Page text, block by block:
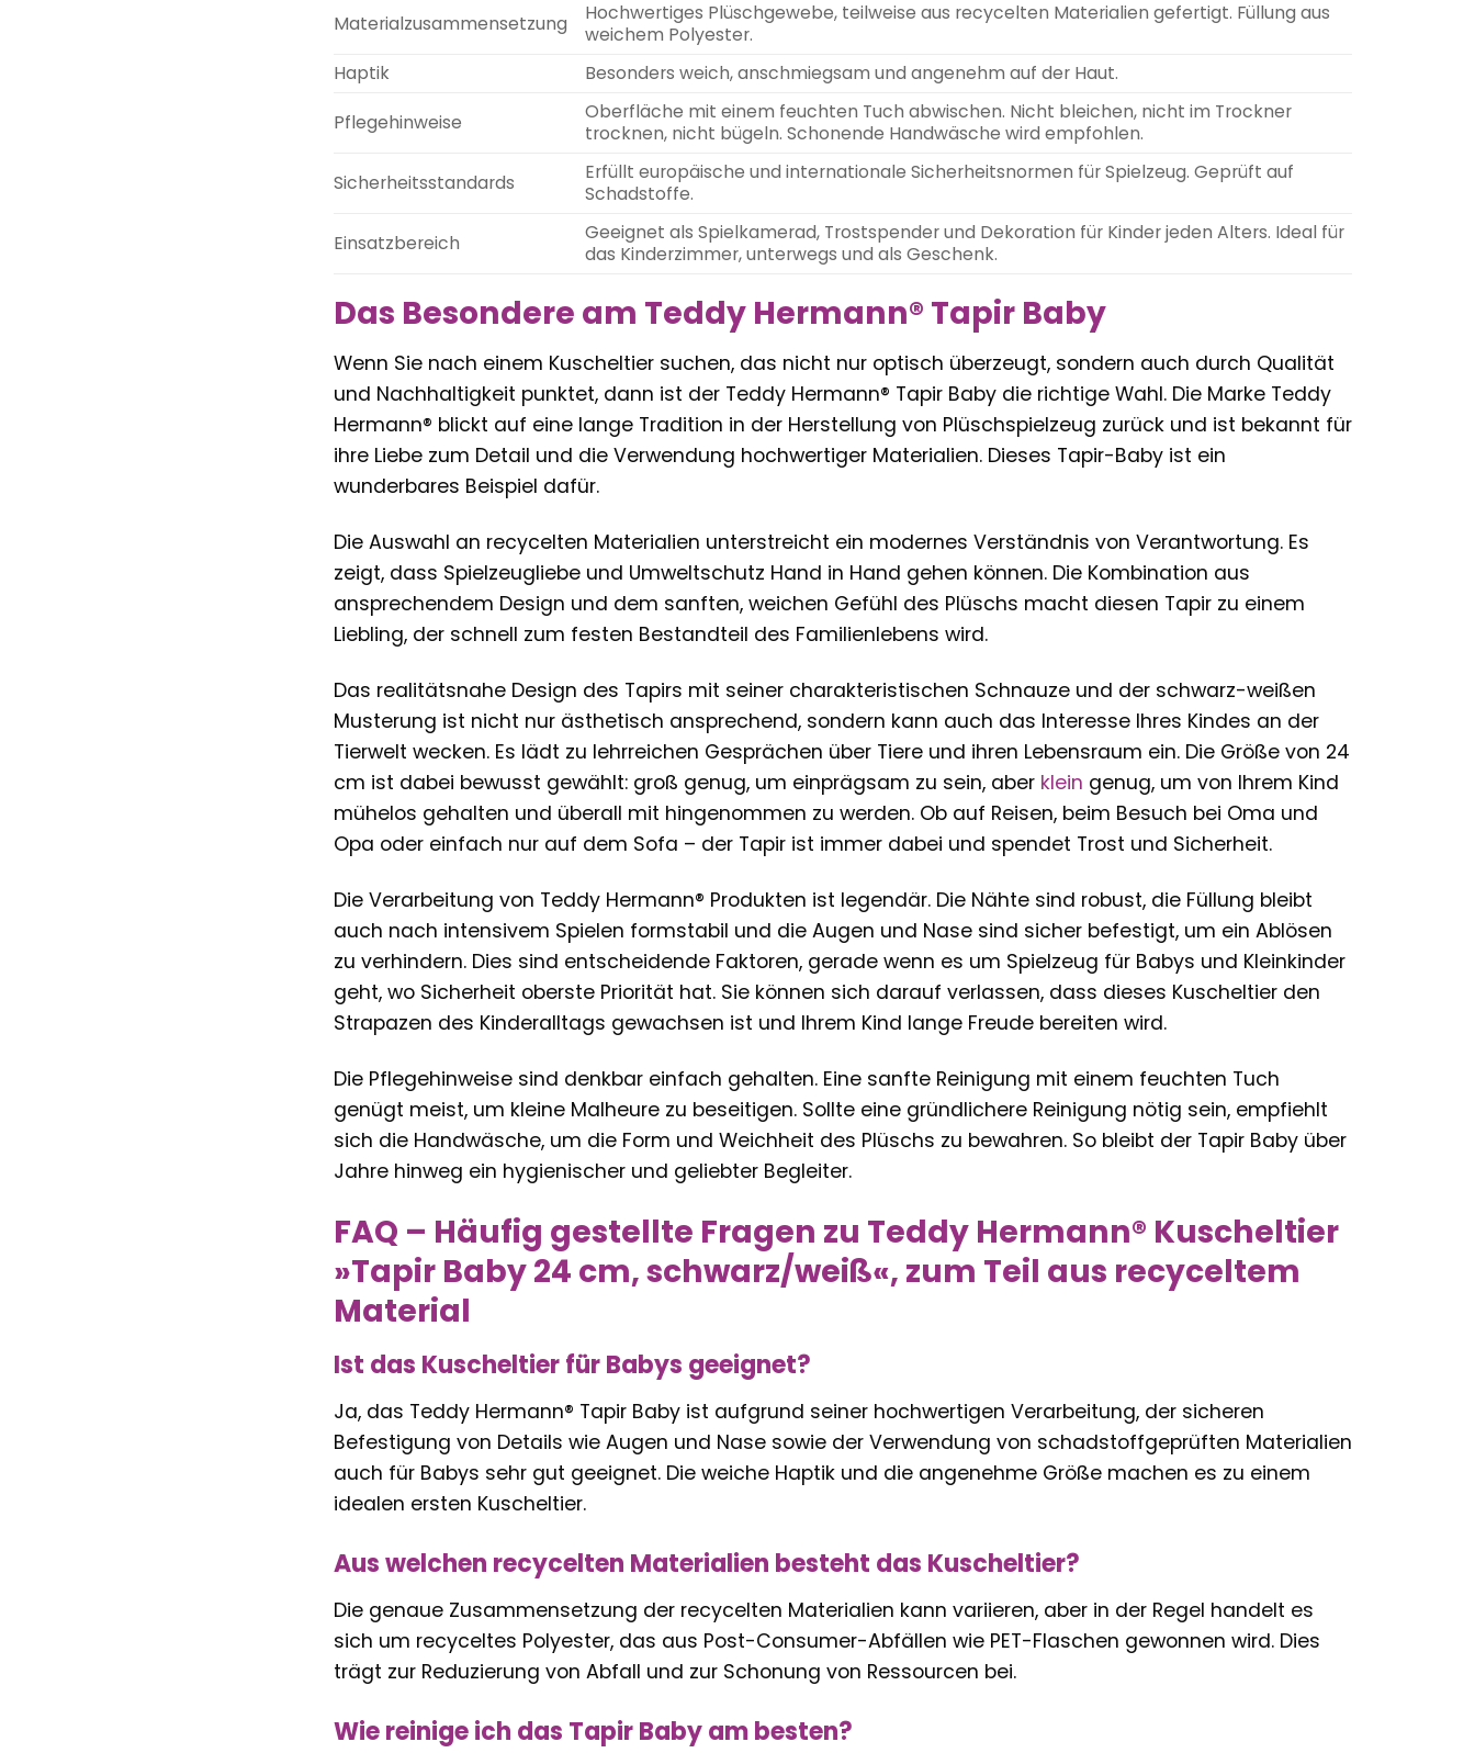
Materialzusammensetzung
Hochwertiges Plüschgewebe, teilweise aus recycelten Materialien gefertigt. Füllung aus
weichem Polyester.
Haptik
Besonders weich, anschmiegsam und angenehm auf der Haut.
Pflegehinweise
Oberfläche mit einem feuchten Tuch abwischen. Nicht bleichen, nicht im Trockner
trocknen, nicht bügeln. Schonende Handwäsche wird empfohlen.
Sicherheitsstandards
Erfüllt europäische und internationale Sicherheitsnormen für Spielzeug. Geprüft auf
Schadstoffe.
Einsatzbereich
Geeignet als Spielkamerad, Trostspender und Dekoration für Kinder jeden Alters. Ideal für
das Kinderzimmer, unterwegs und als Geschenk.
Das Besondere am Teddy Hermann® Tapir Baby
Wenn Sie nach einem Kuscheltier suchen, das nicht nur optisch überzeugt, sondern auch durch Qualität
und Nachhaltigkeit punktet, dann ist der Teddy Hermann® Tapir Baby die richtige Wahl. Die Marke Teddy
Hermann® blickt auf eine lange Tradition in der Herstellung von Plüschspielzeug zurück und ist bekannt für
ihre Liebe zum Detail und die Verwendung hochwertiger Materialien. Dieses Tapir-Baby ist ein
wunderbares Beispiel dafür.
Die Auswahl an recycelten Materialien unterstreicht ein modernes Verständnis von Verantwortung. Es
zeigt, dass Spielzeugliebe und Umweltschutz Hand in Hand gehen können. Die Kombination aus
ansprechendem Design und dem sanften, weichen Gefühl des Plüschs macht diesen Tapir zu einem
Liebling, der schnell zum festen Bestandteil des Familienlebens wird.
Das realitätsnahe Design des Tapirs mit seiner charakteristischen Schnauze und der schwarz-weißen
Musterung ist nicht nur ästhetisch ansprechend, sondern kann auch das Interesse Ihres Kindes an der
Tierwelt wecken. Es lädt zu lehrreichen Gesprächen über Tiere und ihren Lebensraum ein. Die Größe von 24
cm ist dabei bewusst gewählt: groß genug, um einprägsam zu sein, aber klein genug, um von Ihrem Kind
mühelos gehalten und überall mit hingenommen zu werden. Ob auf Reisen, beim Besuch bei Oma und
Opa oder einfach nur auf dem Sofa – der Tapir ist immer dabei und spendet Trost und Sicherheit.
Die Verarbeitung von Teddy Hermann® Produkten ist legendär. Die Nähte sind robust, die Füllung bleibt
auch nach intensivem Spielen formstabil und die Augen und Nase sind sicher befestigt, um ein Ablösen
zu verhindern. Dies sind entscheidende Faktoren, gerade wenn es um Spielzeug für Babys und Kleinkinder
geht, wo Sicherheit oberste Priorität hat. Sie können sich darauf verlassen, dass dieses Kuscheltier den
Strapazen des Kinderalltags gewachsen ist und Ihrem Kind lange Freude bereiten wird.
Die Pflegehinweise sind denkbar einfach gehalten. Eine sanfte Reinigung mit einem feuchten Tuch
genügt meist, um kleine Malheure zu beseitigen. Sollte eine gründlichere Reinigung nötig sein, empfiehlt
sich die Handwäsche, um die Form und Weichheit des Plüschs zu bewahren. So bleibt der Tapir Baby über
Jahre hinweg ein hygienischer und geliebter Begleiter.
FAQ – Häufig gestellte Fragen zu Teddy Hermann® Kuscheltier
»Tapir Baby 24 cm, schwarz/weiß«, zum Teil aus recyceltem
Material
Ist das Kuscheltier für Babys geeignet?
Ja, das Teddy Hermann® Tapir Baby ist aufgrund seiner hochwertigen Verarbeitung, der sicheren
Befestigung von Details wie Augen und Nase sowie der Verwendung von schadstoffgeprüften Materialien
auch für Babys sehr gut geeignet. Die weiche Haptik und die angenehme Größe machen es zu einem
idealen ersten Kuscheltier.
Aus welchen recycelten Materialien besteht das Kuscheltier?
Die genaue Zusammensetzung der recycelten Materialien kann variieren, aber in der Regel handelt es
sich um recyceltes Polyester, das aus Post-Consumer-Abfällen wie PET-Flaschen gewonnen wird. Dies
trägt zur Reduzierung von Abfall und zur Schonung von Ressourcen bei.
Wie reinige ich das Tapir Baby am besten?